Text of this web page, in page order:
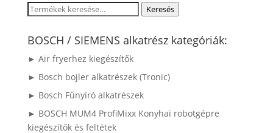
Keresés
következőre:
Keresés
BOSCH / SIEMENS alkatrész kategóriák:
► Air fryerhez kiegészítők
► Bosch bojler alkatrészek (Tronic)
► Bosch Fűnyíró alkatrészek
► BOSCH MUM4 ProfiMixx Konyhai robotgépre
kiegészítők és feltétek